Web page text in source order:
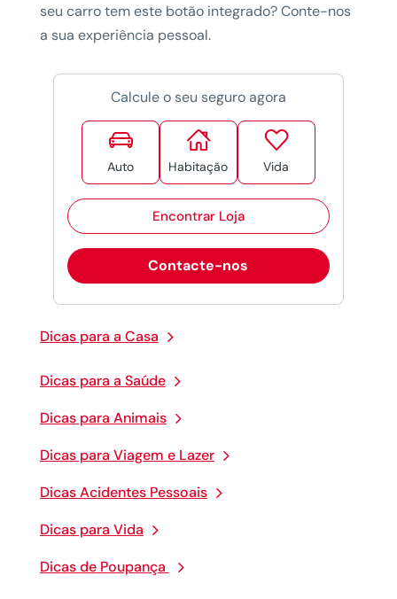
Dicas para a Casa
Dicas para a Saúde
Dicas para Animais
Dicas para Viagem e Lazer
Dicas Acidentes Pessoais
Dicas para Vida
Dicas de Poupança
seu carro tem este botão integrado? Conte-nos
a sua experiência pessoal.
Calcule o seu seguro agora

Auto

Habitação

Vida
Encontrar Loja
Contacte-nos